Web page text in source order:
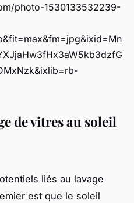
photo-1530133532239-
de vitres au soleil
liés au lavage
est que le soleil